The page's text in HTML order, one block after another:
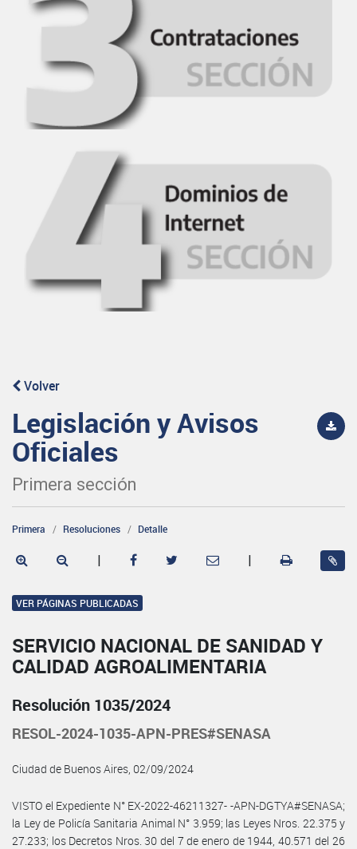
Volver
Legislación y Avisos
Oficiales
Primera sección
Primera Resoluciones Detalle
| |
VER PÁGINAS PUBLICADAS
SERVICIO NACIONAL DE SANIDAD Y
CALIDAD AGROALIMENTARIA
Resolución 1035/2024
RESOL-2024-1035-APN-PRES#SENASA
Ciudad de Buenos Aires, 02/09/2024
VISTO el Expediente N° EX-2022-46211327- -APN-DGTYA#SENASA;
la Ley de Policía Sanitaria Animal N° 3.959; las Leyes Nros. 22.375 y
27.233; los Decretos Nros. 30 del 7 de enero de 1944, 40.571 del 26